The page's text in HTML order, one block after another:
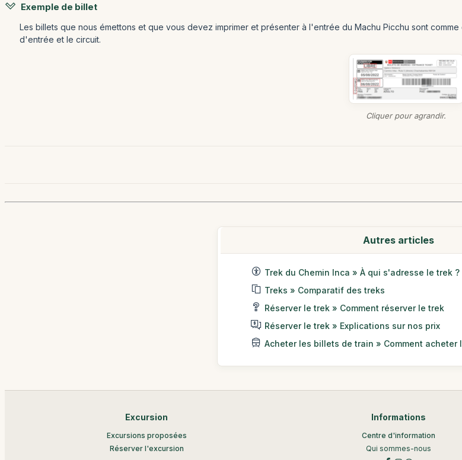
Exemple de billet
Les billets que nous émettons et que vous devez imprimer et présenter à l'entrée du Machu Picchu sont
d'entrée et le circuit.
Cliquer pour agrandir.
Autres articles
Trek du Chemin Inca » À qui s'adresse le trek ?
Treks » Comparatif des treks
Réserver le trek » Comment réserver le trek
Réserver le trek » Explications sur nos prix
Acheter les billets de train » Comment acheter
Excursion
Excursions proposées
Réserver l'excursion
Informations
Centre d'information
Qui sommes-nous